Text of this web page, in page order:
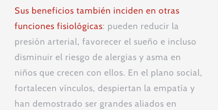
Sus beneficios también inciden en otras
funciones fisiológicas: pueden reducir la
presión arterial, favorecer el sueño e incluso
disminuir el riesgo de alergias y asma en
niños que crecen con ellos. En el plano social,
fortalecen vínculos, despiertan la empatía y
han demostrado ser grandes aliados en